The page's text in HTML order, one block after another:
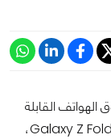
القابلة
للطي مع تطوير إصدار جديد يحمل اسم Galaxy Z Fold 8 Wide،